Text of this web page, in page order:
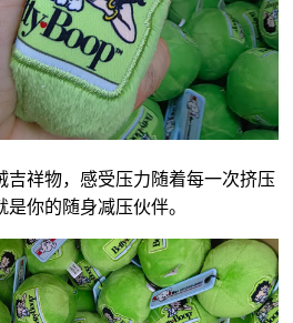
吉祥物，感受压力随着每一次挤压
是你的随身减压伙伴。